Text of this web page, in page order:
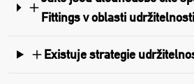
Fittings v oblasti
Existuje strategie